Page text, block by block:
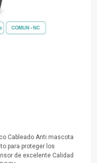
Cableado Anti mascota
para proteger los
de excelente Calidad